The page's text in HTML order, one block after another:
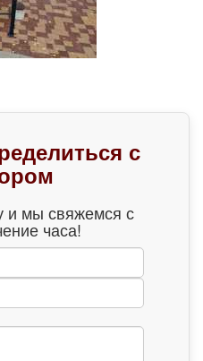
с
и мы свяжемся с
часа!